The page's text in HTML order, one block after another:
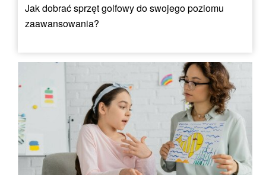
Jak dobrać sprzęt golfowy do swojego poziomu
zaawansowania?